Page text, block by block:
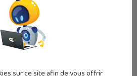
sur ce site afin de vous offrir